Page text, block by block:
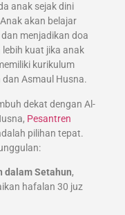
anak sejak dini
akan belajar
menjadikan doa
kuat jika anak
kurikulum
dan Asmaul Husna.
dekat dengan Al-
Pesantren
pilihan tepat.
dalam Setahun,
hafalan 30 juz